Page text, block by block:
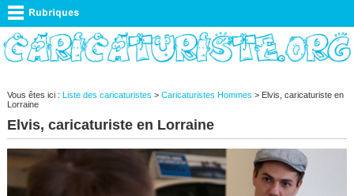
Vous êtes ici : Liste des caricaturistes > Caricaturistes Hommes > Elvis, caricaturiste en
Lorraine
Elvis, caricaturiste en Lorraine